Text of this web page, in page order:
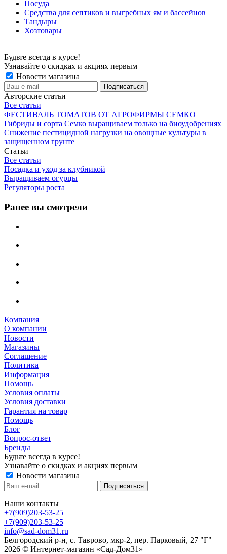
Посуда
Средства для септиков и выгребных ям и бассейнов
Тандыры
Хозтовары
Будьте всегда в курсе!
Узнавайте о скидках и акциях первым
Новости магазина
Авторские статьи
Все статьи
ФЕСТИВАЛЬ ТОМАТОВ ОТ АГРОФИРМЫ СЕМКО
Гибриды и сорта Семко выращиваем только на биоудобрениях
Снижение пестицидной нагрузки на овощные культуры в
защищенном грунте
Статьи
Все статьи
Посадка и уход за клубникой
Выращиваем огурцы
Регуляторы роста
Ранее вы смотрели
Компания
О компании
Новости
Магазины
Соглашение
Политика
Информация
Помощь
Условия оплаты
Условия доставки
Гарантия на товар
Помощь
Блог
Вопрос-ответ
Бренды
Будьте всегда в курсе!
Узнавайте о скидках и акциях первым
Новости магазина
Наши контакты
+7(909)203-53-25
+7(909)203-53-25
info@sad-dom31.ru
Белгородский р-н, с. Таврово, мкр-2, пер. Парковый, 27 "Г"
2026 © Интернет-магазин «Сад-Дом31»